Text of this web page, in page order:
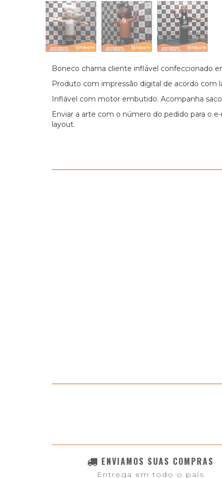
Boneco chama cliente inflável confeccionado
Produto com impressão digital de acordo com
Inflável com motor embutido. Acompanha
Enviar a arte com o número do pedido para o
layout.
ENVIAMOS SUAS COMPRAS
Entrega em todo o país